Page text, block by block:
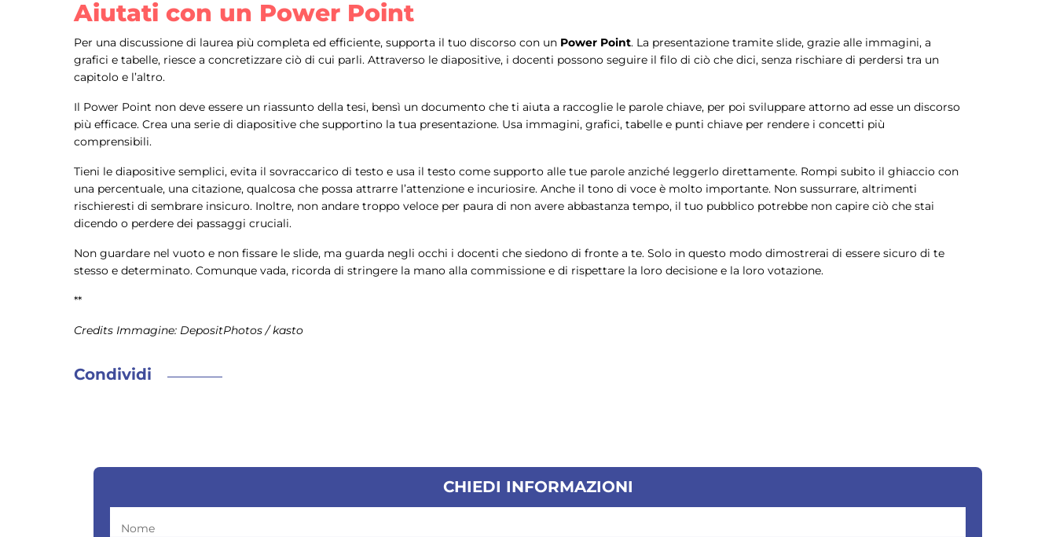
Aiutati con un Power Point
Per una discussione di laurea più completa ed efficiente, supporta il tuo discorso con un Power Point. La presentazione tramite slide, grazie alle immagini, a
grafici e tabelle, riesce a concretizzare ciò di cui parli. Attraverso le diapositive, i docenti possono seguire il filo di ciò che dici, senza rischiare di perdersi tra un
capitolo e l’altro.
Il Power Point non deve essere un riassunto della tesi, bensì un documento che ti aiuta a raccoglie le parole chiave, per poi sviluppare attorno ad esse un discorso
più efficace. Crea una serie di diapositive che supportino la tua presentazione. Usa immagini, grafici, tabelle e punti chiave per rendere i concetti più
comprensibili.
Tieni le diapositive semplici, evita il sovraccarico di testo e usa il testo come supporto alle tue parole anziché leggerlo direttamente. Rompi subito il ghiaccio con
una percentuale, una citazione, qualcosa che possa attrarre l’attenzione e incuriosire. Anche il tono di voce è molto importante. Non sussurrare, altrimenti
rischieresti di sembrare insicuro. Inoltre, non andare troppo veloce per paura di non avere abbastanza tempo, il tuo pubblico potrebbe non capire ciò che stai
dicendo o perdere dei passaggi cruciali.
Non guardare nel vuoto e non fissare le slide, ma guarda negli occhi i docenti che siedono di fronte a te. Solo in questo modo dimostrerai di essere sicuro di te
stesso e determinato. Comunque vada, ricorda di stringere la mano alla commissione e di rispettare la loro decisione e la loro votazione.
**
Credits Immagine: DepositPhotos / kasto
Condividi
CHIEDI INFORMAZIONI
Nome